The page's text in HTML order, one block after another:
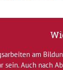
am
Auch nach